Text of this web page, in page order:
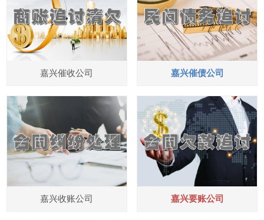
嘉兴催收公司 嘉兴催债公司
嘉兴收账公司 嘉兴要账公司